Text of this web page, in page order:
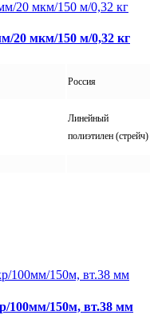
20 мкм/150 м/0,32 кг
Россия
Линейный
полиэтилен (стрейч)
100мм/150м, вт.38 мм